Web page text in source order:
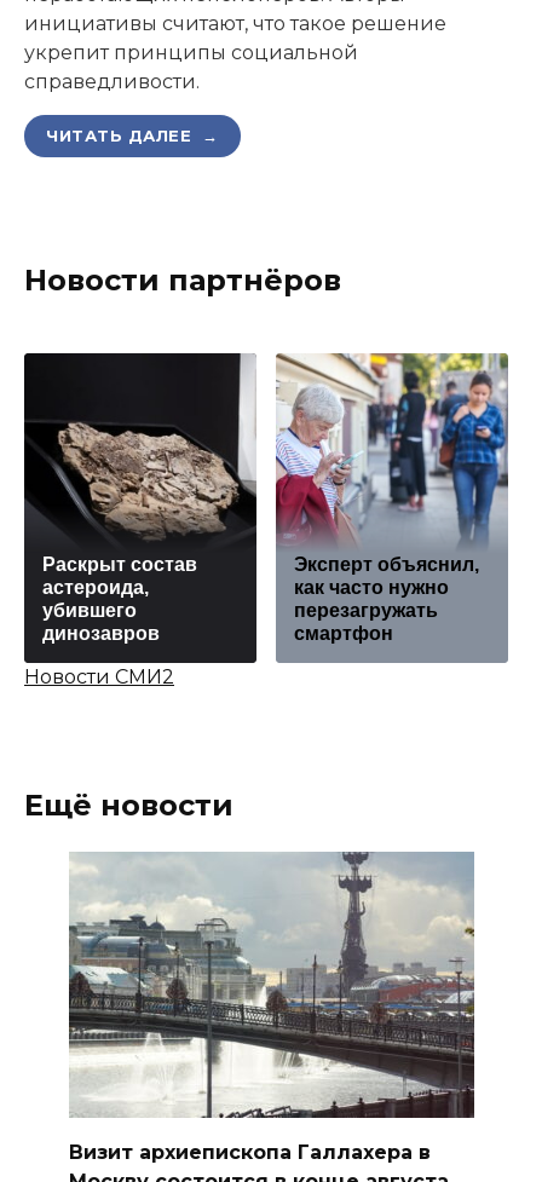
инициативы считают, что такое решение
укрепит принципы социальной
справедливости.
ЧИТАТЬ ДАЛЕЕ →
Новости партнёров
Раскрыт состав
астероида,
убившего
динозавров
Эксперт объяснил,
как часто нужно
перезагружать
смартфон
Новости СМИ2
Ещё новости
Визит архиепископа Галлахера в